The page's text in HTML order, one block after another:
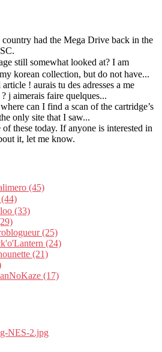
had the Mega Drive back in the
still somewhat looked at? I am
korean collection, but do not have...
! aurais tu des adresses a me
j aimerais faire quelques...
can I find a scan of the cartridge’s
only site that I saw...
these today. If anyone is interested in
it, let me know.
(45)
(33)
(25)
(24)
(21)
(17)